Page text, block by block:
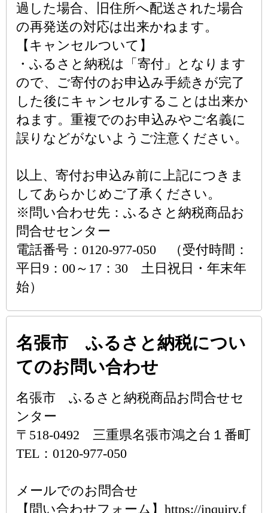
過した場合、旧住所へ配送された場合
の再発送の対応は出来かねます。
【キャンセルついて】
・ふるさと納税は「寄付」となります
ので、ご寄付のお申込み手続きが完了
した後にキャンセルすることは出来か
ねます。重複でのお申込みやご名義に
誤りなどがないようご注意ください。
以上、寄付お申込み前に上記につきま
してあらかじめご了承ください。
※問い合わせ先：ふるさと納税商品お
問合せセンター
電話番号：0120-977-050 （受付時間：
平日9：00～17：30 土日祝日・年末年
始）
名張市 ふるさと納税につい
てのお問い合わせ
名張市 ふるさと納税商品お問合せセ
ンター
〒518-0492 三重県名張市鴻之台１番町
TEL：0120-977-050
メールでのお問合せ
【問い合わせフォーム】https://inquiry.f